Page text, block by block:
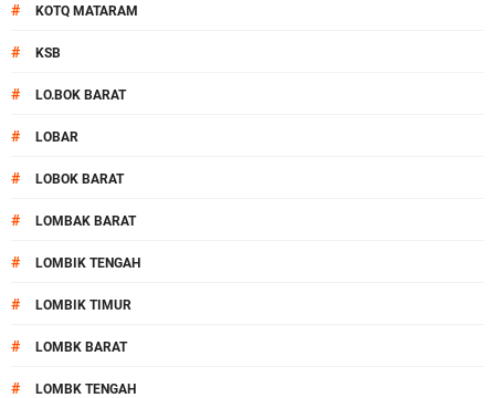
# KOTQ MATARAM
# KSB
# LO.BOK BARAT
# LOBAR
# LOBOK BARAT
# LOMBAK BARAT
# LOMBIK TENGAH
# LOMBIK TIMUR
# LOMBK BARAT
# LOMBK TENGAH